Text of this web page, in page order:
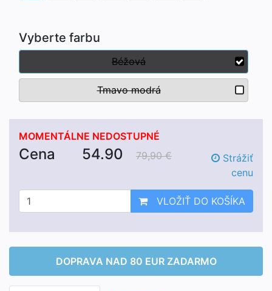
Vyberte farbu
Béžová
Tmavo modrá
MOMENTÁLNE NEDOSTUPNÉ
Cena 54.90 79,90 €
Strážiť
cenu
VLOŽIŤ DO KOŠÍKA
DOPRAVA NAD 80 EUR ZADARMO